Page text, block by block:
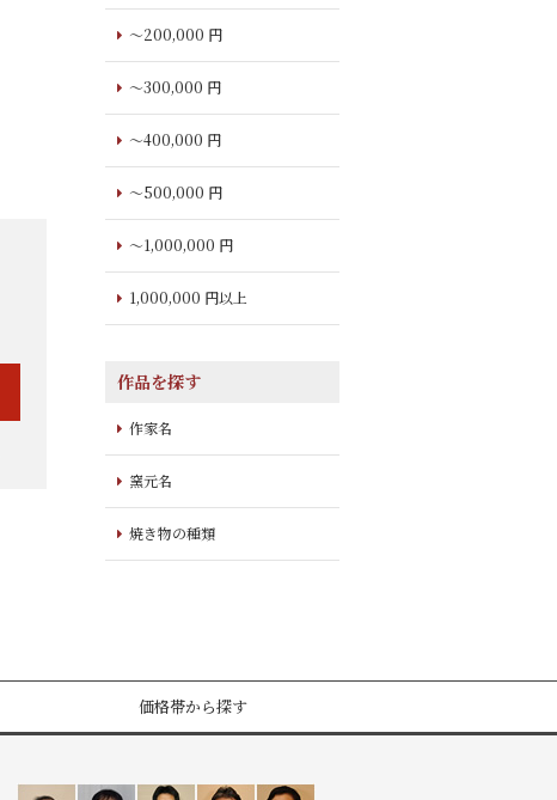
～200,000 円
～300,000 円
～400,000 円
～500,000 円
～1,000,000 円
1,000,000 円以上
作品を探す
作家名
窯元名
焼き物の種類
価格帯から探す